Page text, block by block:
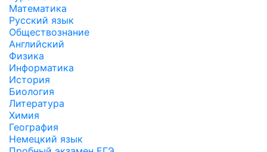
Математика
Русский язык
Обществознание
Английский
Физика
Информатика
История
Биология
Литература
Химия
География
Немецкий язык